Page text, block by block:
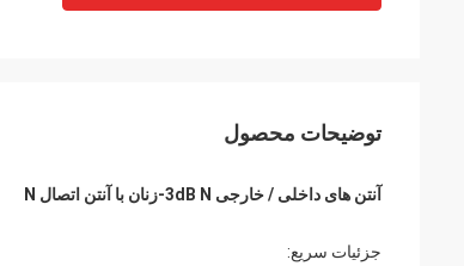
توضیحات محصول
آنتن های داخلی / خارجی 3dB N-زنان با آنتن اتصال N
جزئیات سریع: